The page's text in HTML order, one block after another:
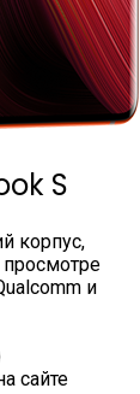
S
корпус,
просмотре
и
сайте